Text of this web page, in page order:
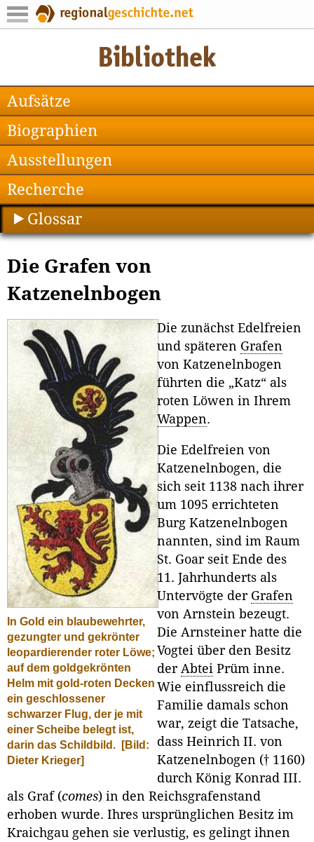
Aufsätze
Biographien
Ausstellungen
Recherche
Glossar
Die Grafen von
Katzenelnbogen
In Gold ein blaubewehrter,
gezungter und gekrönter
leopardierender roter Löwe;
auf dem goldgekrönten
Helm mit gold-roten Decken
ein geschlossener
schwarzer Flug, der je mit
einer Scheibe belegt ist,
darin das Schildbild.
[Bild:
Dieter Krieger]
Die zunächst Edelfreien
und späteren Grafen
von Katzenelnbogen
führten die „Katz“ als
roten Löwen in Ihrem
Wappen.
Die Edelfreien von
Katzenelnbogen, die
sich seit 1138 nach ihrer
um 1095 errichteten
Burg Katzenelnbogen
nannten, sind im Raum
St. Goar seit Ende des
11. Jahrhunderts als
Untervögte der Grafen
von Arnstein bezeugt.
Die Arnsteiner hatte die
Vogtei über den Besitz
der Abtei Prüm inne.
Wie einflussreich die
Familie damals schon
war, zeigt die Tatsache,
dass Heinrich II. von
Katzenelnbogen († 1160)
durch König Konrad III.
als Graf (comes) in den Reichsgrafenstand
erhoben wurde. Ihres ursprünglichen Besitz im
Kraichgau gehen sie verlustig, es gelingt ihnen